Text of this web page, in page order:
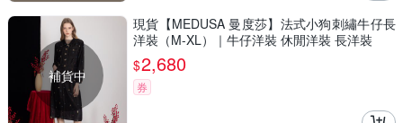
補貨中
現貨【MEDUSA 曼度莎】法式小狗刺繡牛仔長
洋裝（M-XL）｜牛仔洋裝 休閒洋裝 長洋裝
$2,680
券